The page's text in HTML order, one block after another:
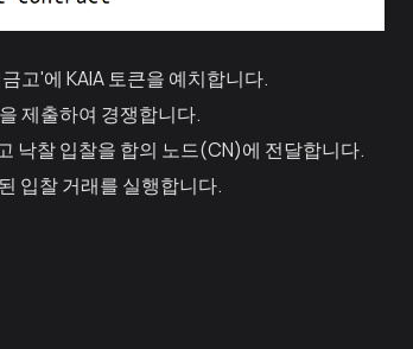
고'에 KAIA 토큰을 예치합니다.
제출하여 경쟁합니다.
낙찰 입찰을 합의 노드(CN)에 전달합니다.
입찰 거래를 실행합니다.